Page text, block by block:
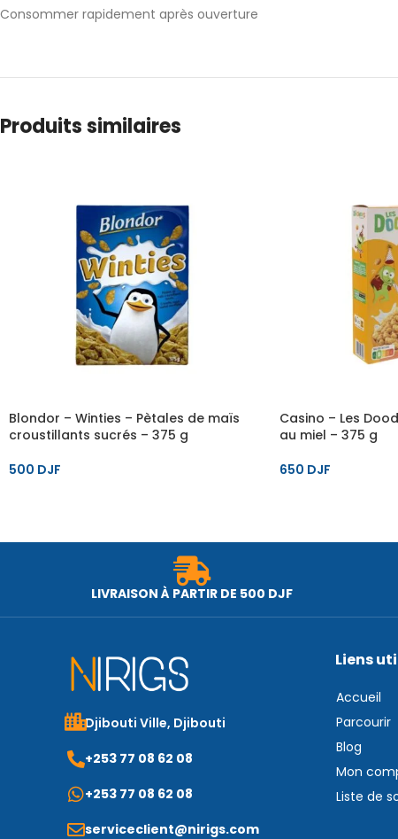
Consommer rapidement après ouverture
Produits similaires
Blondor – Winties – Pètales de maïs
croustillants sucrés – 375 g
500 DJF
Casino – Les
au miel – 375 g
650 DJF
LIVRAISON À PARTIR DE 500 DJF
Djibouti Ville, Djibouti
+253 77 08 62 08
+253 77 08 62 08
serviceclient@nirigs.com
Liens
Accueil
Parcourir
Blog
Mon
Liste de